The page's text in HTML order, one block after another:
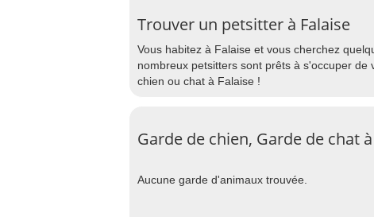
Trouver un petsitter à Falaise
Vous habitez à Falaise et vous cherchez
nombreux petsitters sont prêts à s'occuper
chien ou chat à Falaise !
Garde de chien, Garde de chat
Aucune garde d'animaux trouvée.